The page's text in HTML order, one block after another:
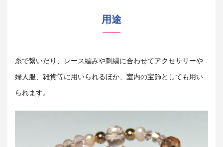
用途
糸で繋いだり、レース編みや刺繍に合わせてアクセサリーや
婦人服、雑貨等に用いられるほか、室内の宝飾としても用い
られます。